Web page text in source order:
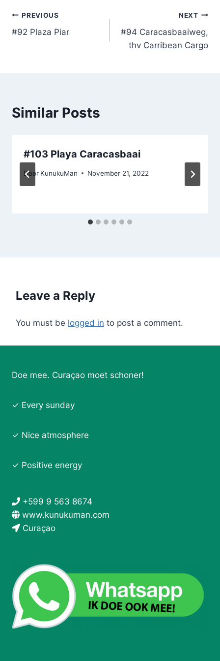
Post
navigation
PREVIOUS
#92 Plaza Piar
NEXT
#94 Caracasbaaiweg,
thv Carribean Cargo
Similar Posts
#103 Playa Caracasbaai
Door KunukuMan November 21, 2022
Leave a Reply
You must be logged in to post a comment.
Doe mee. Curaçao moet schoner!
✓ Every sunday
✓ Nice atmosphere
✓ Positive energy
+599 9 563 8674
www.kunukuman.com
Curaçao